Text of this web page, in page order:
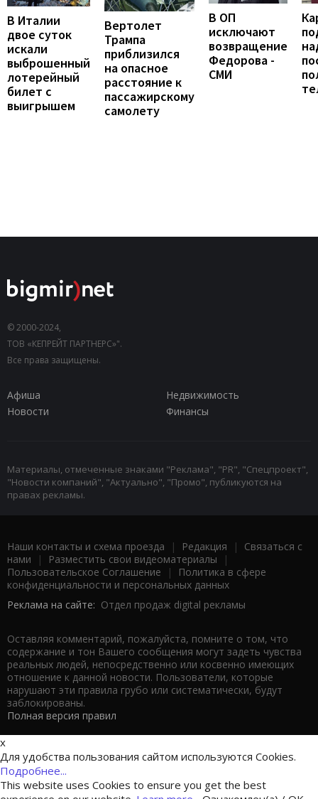
В Италии
двое суток
искали
выброшенный
лотерейный
билет с
выигрышем
Вертолет
Трампа
приблизился
на опасное
расстояние к
пассажирскому
самолету
В ОП
исключают
возвращение
Федорова -
СМИ
© 2000-2024,
ТОВ «КЕПРЕЙТ ПАРТНЕРС»".
Все права защищены.
Афиша
Недвижимость
Новости
Финансы
Материалы, отмеченные знаками "Реклама", "PR", "Спецпроект",
"Новости компаний", "Актуально", "Промо", публикуются на
правах рекламы.
Наши контакты и схема проезда | Редакция | Связаться с
нами | Разместить свои видеоматериалы |
Пользовательское Соглашение |
Политика в сфере
конфиденциальности и персональных данных
Реклама на сайте: Отдел продаж digital рекламы
Оставляя комментарий, пожалуйста, помните о том, что
содержание и тон Вашего сообщения могут задеть чувства
реальных людей, непосредственно или косвенно имеющих
отношение к данной новости. Пользователи, которые
нарушают эти правила грубо или систематически, будут
заблокированы.
Полная версия правил
x
Для удобства пользования сайтом используются Cookies.
Подробнее...
This website uses Cookies to ensure you get the best